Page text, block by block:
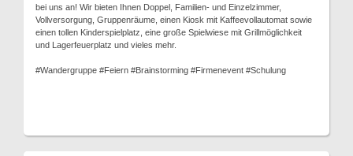
bei uns an! Wir bieten Ihnen Doppel, Familien- und Einzelzimmer,
Vollversorgung, Gruppenräume, einen Kiosk mit Kaffeevollautomat sowie
einen tollen Kinderspielplatz, eine große Spielwiese mit Grillmöglichkeit
und Lagerfeuerplatz und vieles mehr.
#Wandergruppe #Feiern #Brainstorming #Firmenevent #Schulung